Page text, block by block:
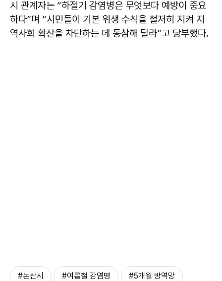
시 관계자는 “하절기 감염병은 무엇보다 예방이 중요
하다”며 “시민들이 기본 위생 수칙을 철저히 지켜 지
역사회 확산을 차단하는 데 동참해 달라”고 당부했다.
#논산시 #여름철 감염병 #5개월 방역망